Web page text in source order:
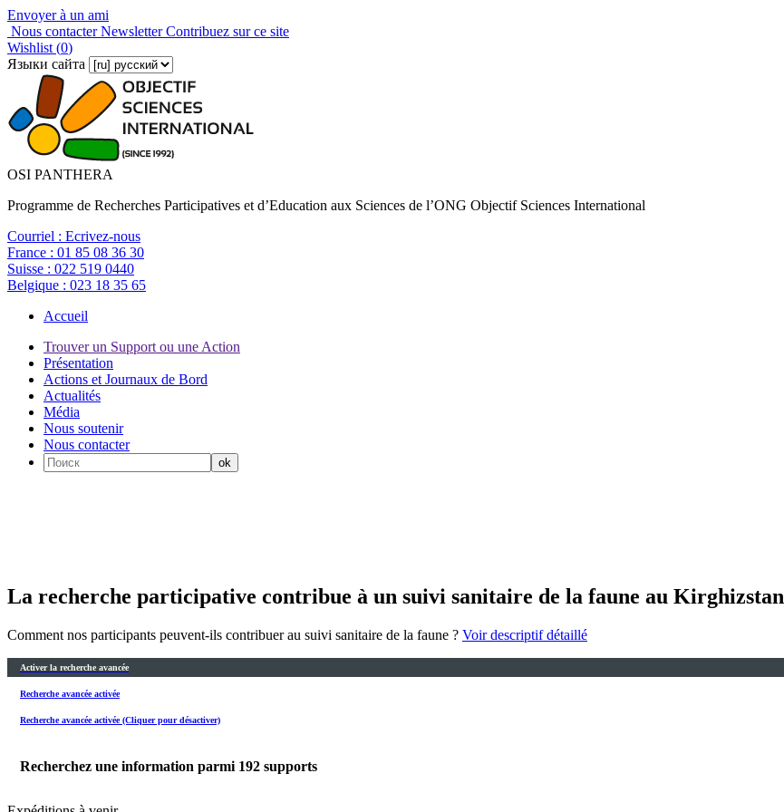
Envoyer à un ami
Nous contacterNewsletterContribuez sur ce site
Wishlist (0)
Языки сайта
OSI PANTHERA
Programme de Recherches Participatives et d’Education aux Sciences de l’ONG Objectif Sciences International
Courriel : Ecrivez-nous
France : 01 85 08 36 30
Suisse : 022 519 0440
Belgique : 023 18 35 65
Accueil
Trouver un Support ou une Action
Présentation
Actions et Journaux de Bord
Actualités
Média
Nous soutenir
Nous contacter
La recherche participative contribue à un suivi sanitaire de la faune au Kirghizstan
Comment nos participants peuvent-ils contribuer au suivi sanitaire de la faune ? Voir descriptif détaillé
Activer la recherche avancée
Recherche avancée activée
Recherche avancée activée (Cliquer pour désactiver)
Recherchez une information parmi 192 supports